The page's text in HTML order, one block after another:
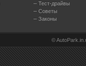
– Тест-драйвы
– Советы
– Законы
©